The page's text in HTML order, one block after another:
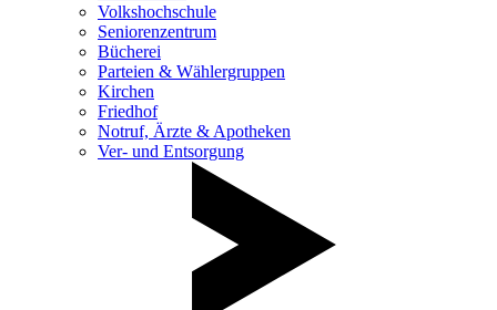
Volkshochschule
Seniorenzentrum
Bücherei
Parteien & Wählergruppen
Kirchen
Friedhof
Notruf, Ärzte & Apotheken
Ver- und Entsorgung